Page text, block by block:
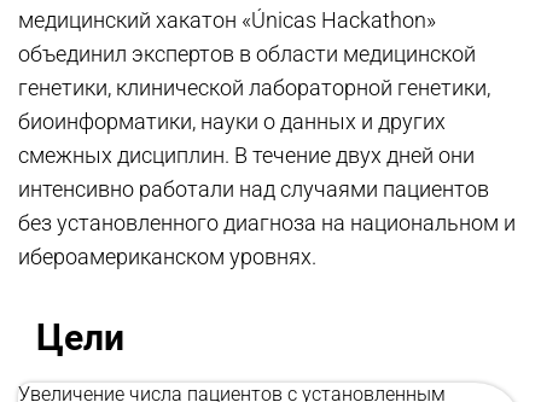
медицинский хакатон «Únicas Hackathon»
объединил экспертов в области медицинской
генетики, клинической лабораторной генетики,
биоинформатики, науки о данных и других
смежных дисциплин. В течение двух дней они
интенсивно работали над случаями пациентов
без установленного диагноза на национальном и
ибероамериканском уровнях.
Цели
Увеличение числа пациентов с установленным